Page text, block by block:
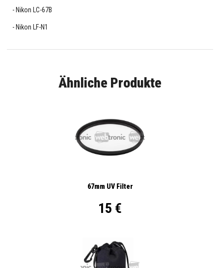
Nikon LC-67B
Nikon LF-N1
Ähnliche Produkte
67mm UV Filter
15 €